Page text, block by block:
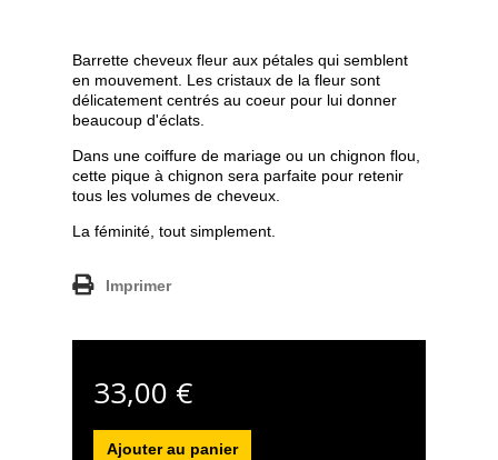
Barrette cheveux fleur aux pétales qui semblent
en mouvement. Les cristaux de la fleur sont
délicatement centrés au coeur pour lui donner
beaucoup d'éclats.
Dans une coiffure de mariage ou un chignon flou,
cette pique à chignon sera parfaite pour retenir
tous les volumes de cheveux.
La féminité, tout simplement.
Imprimer
33,00 €
Ajouter au panier